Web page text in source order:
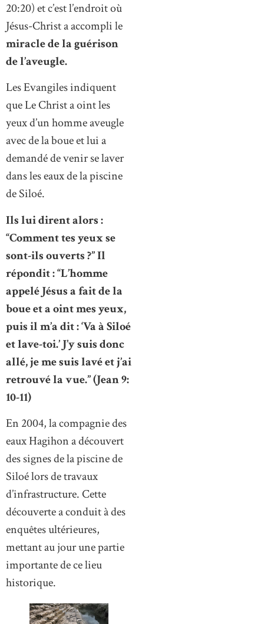
20:20) et c’est l’endroit où
Jésus-Christ a accompli le
miracle de la guérison
de l’aveugle.
Les Evangiles indiquent
que Le Christ a oint les
yeux d’un homme aveugle
avec de la boue et lui a
demandé de venir se laver
dans les eaux de la piscine
de Siloé.
Ils lui dirent alors :
“Comment tes yeux se
sont-ils ouverts ?” Il
répondit : “L’homme
appelé Jésus a fait de la
boue et a oint mes yeux,
puis il m’a dit : ‘Va à Siloé
et lave-toi.’ J’y suis donc
allé, je me suis lavé et j’ai
retrouvé la vue.” (Jean 9:
10-11)
En 2004, la compagnie des
eaux Hagihon a découvert
des signes de la piscine de
Siloé lors de travaux
d’infrastructure. Cette
découverte a conduit à des
enquêtes ultérieures,
mettant au jour une partie
importante de ce lieu
historique.